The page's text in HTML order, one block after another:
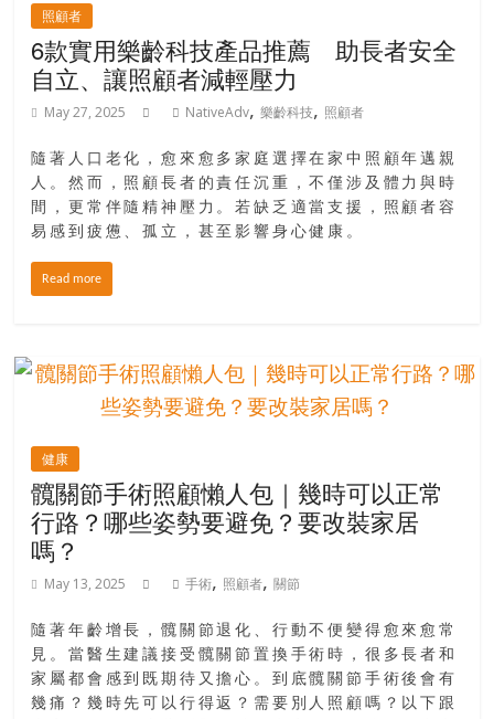
照顧者
6款實用樂齡科技產品推薦 助長者安全
自立、讓照顧者減輕壓力
May 27, 2025 NativeAdv,樂齡科技, 照顧者
隨著人口老化，愈來愈多家庭選擇在家中照顧年邁親
人。然而，照顧長者的責任沉重，不僅涉及體力與時
間，更常伴隨精神壓力。若缺乏適當支援，照顧者容
易感到疲憊、孤立，甚至影響身心健康。
Read more
健康
髖關節手術照顧懶人包｜幾時可以正常
行路？哪些姿勢要避免？要改裝家居
嗎？
May 13, 2025 手術, 照顧者,關節
隨著年齡增長，髖關節退化、行動不便變得愈來愈常
見。當醫生建議接受髖關節置換手術時，很多長者和
家屬都會感到既期待又擔心。到底髖關節手術後會有
幾痛？幾時先可以行得返？需要別人照顧嗎？以下跟